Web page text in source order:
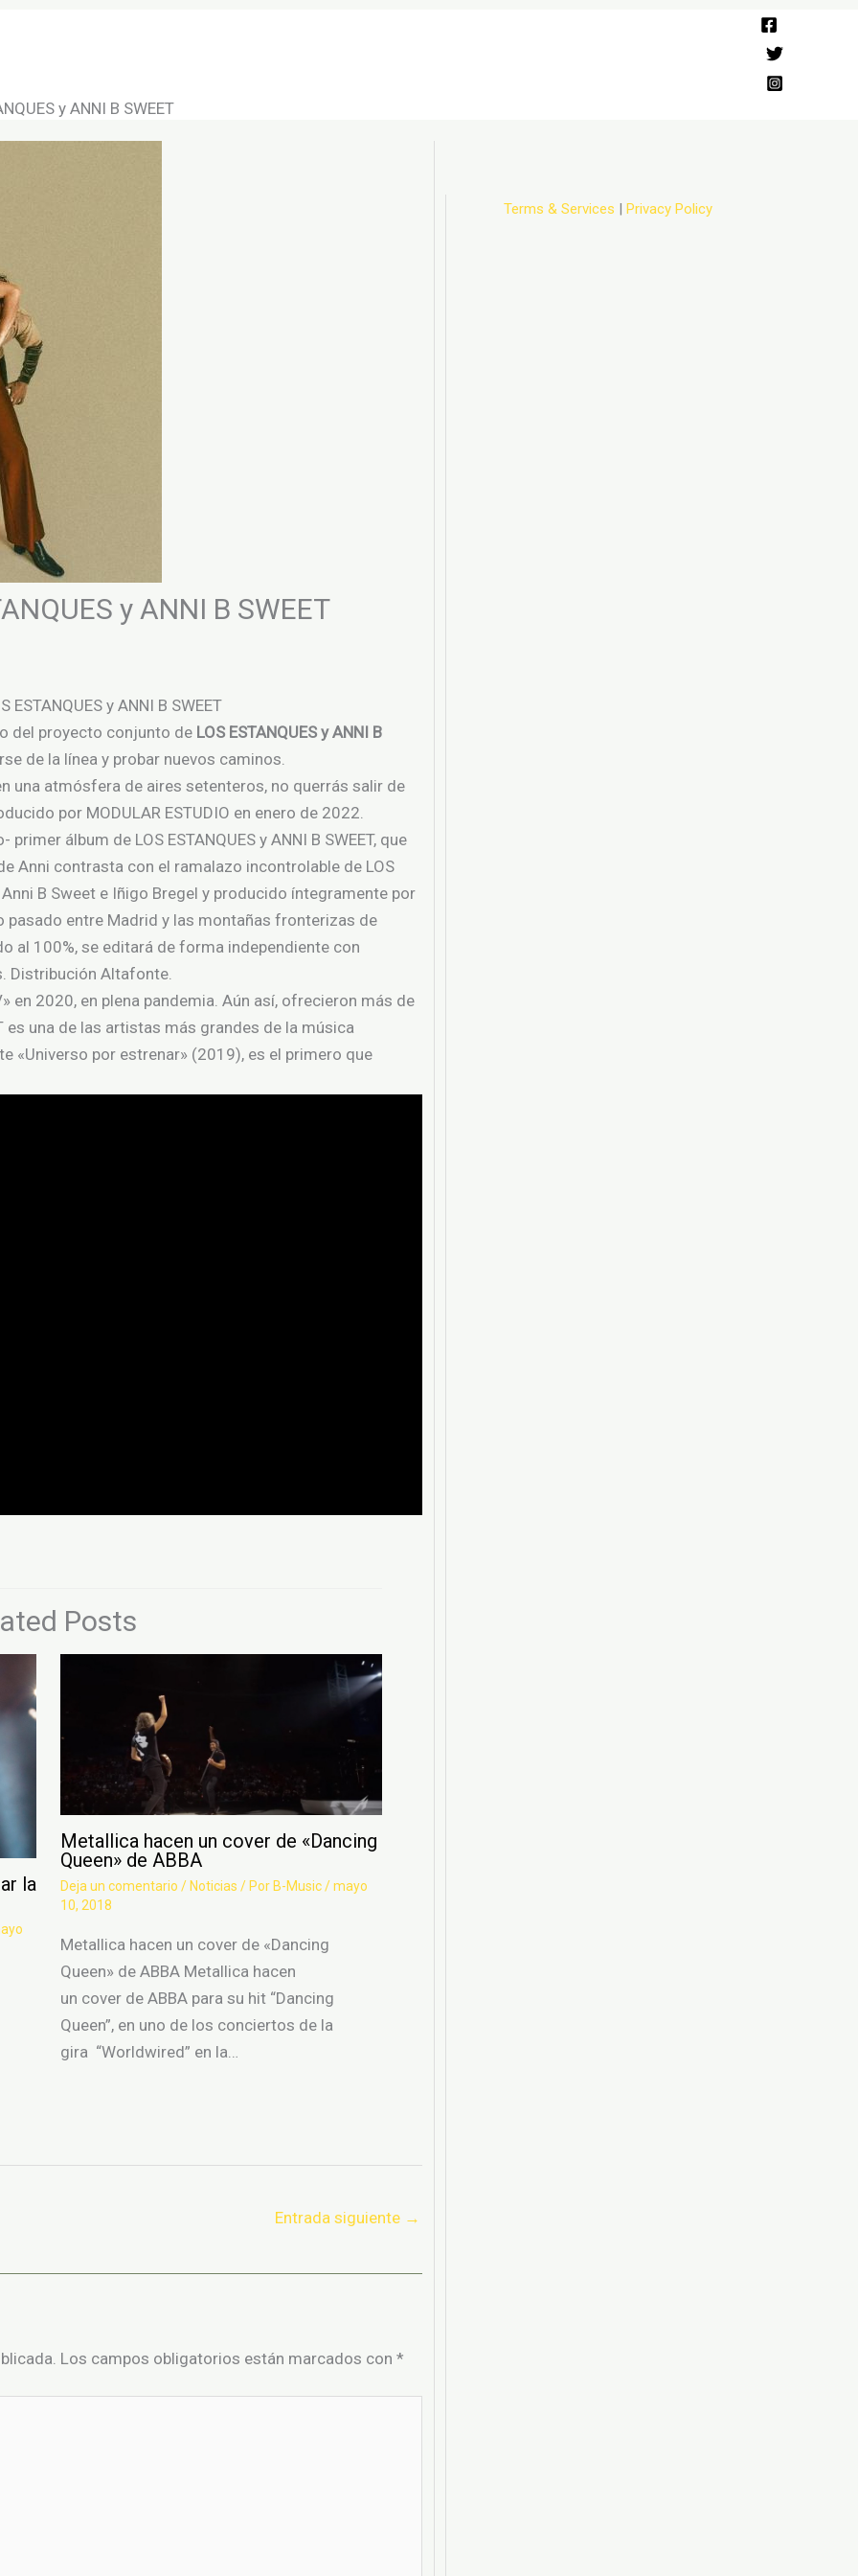
y ANNI B SWEET
y ANNI B SWEET
y ANNI B SWEET
del proyecto conjunto de LOS ESTANQUES y ANNI B
de la línea y probar nuevos caminos.
una atmósfera de aires setenteros, no querrás salir de
por MODULAR ESTUDIO en enero de 2022.
álbum de LOS ESTANQUES y ANNI B SWEET, que
Anni contrasta con el ramalazo incontrolable de LOS
B Sweet e Iñigo Bregel y producido íntegramente por
pasado entre Madrid y las montañas fronterizas de
al 100%, se editará de forma independiente con
Distribución Altafonte.
en 2020, en plena pandemia. Aún así, ofrecieron más de
es una de las artistas más grandes de la música
«Universo por estrenar» (2019), es el primero que
Posts
la
Metallica hacen un cover de «Dancing
Queen» de ABBA
Deja un comentario / Noticias / Por B-Music/mayo
10, 2018
Metallica hacen un cover de «Dancing
Queen» de ABBA Metallica hacen
un cover de ABBA para su hit “Dancing
Queen”, en uno de los conciertos de la
gira “Worldwired” en la…
Entrada siguiente →
Los campos obligatorios están marcados con *
Terms & Services |Privacy Policy